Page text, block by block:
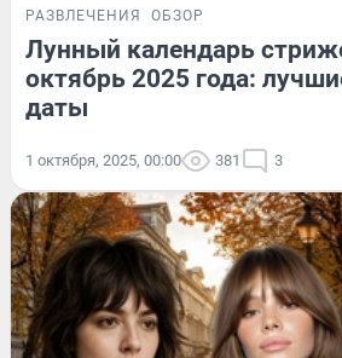
РАЗВЛЕЧЕНИЯ ОБЗОР
Лунный календарь
октябрь 2025 года:
даты
1 октября, 2025, 00:00 381 3